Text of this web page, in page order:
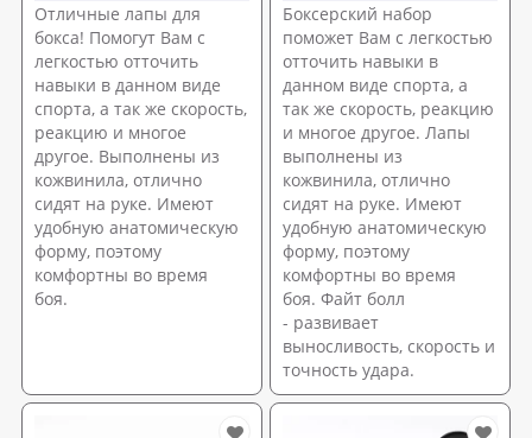
Отличные лапы для
бокса! Помогут Вам с
легкостью отточить
навыки в данном виде
спорта, а так же скорость,
реакцию и многое
другое. Выполнены из
кожвинила, отлично
сидят на руке. Имеют
удобную анатомическую
форму, поэтому
комфортны во время
боя.
Боксерский набор
поможет Вам с легкостью
отточить навыки в
данном виде спорта, а
так же скорость, реакцию
и многое другое. Лапы
выполнены из
кожвинила, отлично
сидят на руке. Имеют
удобную анатомическую
форму, поэтому
комфортны во время
боя. Файт болл
- развивает
выносливость, скорость и
точность удара.